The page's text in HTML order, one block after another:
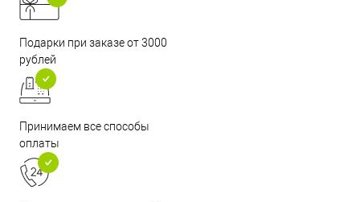
Подарки при заказе от 3000
рублей
Принимаем все способы
оплаты